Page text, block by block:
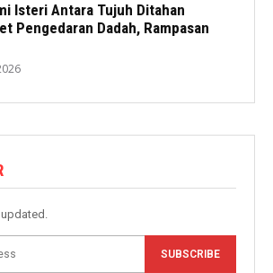
Isteri Antara Tujuh Ditahan
Pengedaran Dadah, Rampasan
SUBSCRIBE